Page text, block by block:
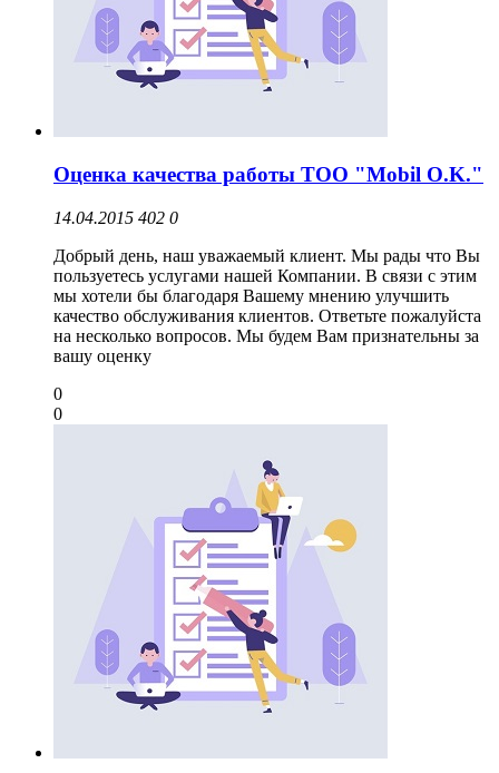
Оценка качества работы ТОО "Mobil O.K."
14.04.2015 402 0
Добрый день, наш уважаемый клиент. Мы рады что Вы
пользуетесь услугами нашей Компании. В связи с этим
мы хотели бы благодаря Вашему мнению улучшить
качество обслуживания клиентов. Ответьте пожалуйста
на несколько вопросов. Мы будем Вам признательны за
вашу оценку
0
0